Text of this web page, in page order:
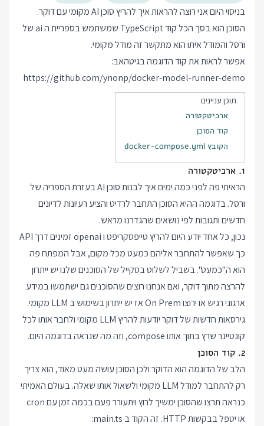
בניסוי היום אני רוצה להראות איך להריץ סוכן AI מקומי עם דוקר.
הסוכן הוא בסך הכל קוד TypeScript שמשתמש בספריית ה ai של
ורסל והמודל איתו הוא מתקשר זה מודל מקומי.
אפשר לראות את קוד הדוגמה בגיטהאב:
https://github.com/ynonp/docker-model-runner-demo
תוכן עניינים
ארכיטקטורה
קוד הסוכן
הקובץ docker-compose.yml
1. ארכיטקטורה
הראיתי פה לפני כמה ימים
איך לבנות סוכן AI בעזרת הספריה של
ורסל. בדוגמה ההיא הסוכן התחבר לרדיט והציע רעיונות לדיונים
חדשים ותגובות לפי נושאים שהגדרנו מראש.
נכון, כל אחד יודע היום להריץ טייפסקריפט ו openai זמינים דרך API
כך שאפשר להתחבר אליהם כמעט מכל מקום, אבל המפתח פה
הוא ה"כמעט". בשביל לשלוט בסקייל של הסוכנים שלנו יש ייתרון
להרצה מתוך דוקר, ואם אנחנו רוצים שהסוכנים גם ישתמשו במידע
ארגוני רגיש או ירוצו On Prem אז יש ייתרון בשימוש ב LLM מקומי.
גירסאות חדשות של דוקר יודעות להריץ LLM מקומי ולחבר אותו לכל
קונטיינר שרץ בתוך אותו compose, וזה מה שנראה בדוגמה היום.
2. קוד הסוכן
הלב של הדוגמה הוא הדוקר ולכן הסוכן עושה מעט מאוד, הוא צריך
רק להתחבר למודל LLM מקומי ולשאול אותו שאלה. בעולם האמיתי
כנראה תרצו שהסוכן ימשיך לרוץ ויתעורר פעם בכמה זמן עם cron
או יטפל בבקשות HTTP. זה הקוד ב main.ts: